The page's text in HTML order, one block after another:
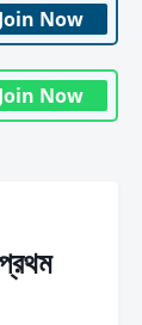
Join Now
Join Now